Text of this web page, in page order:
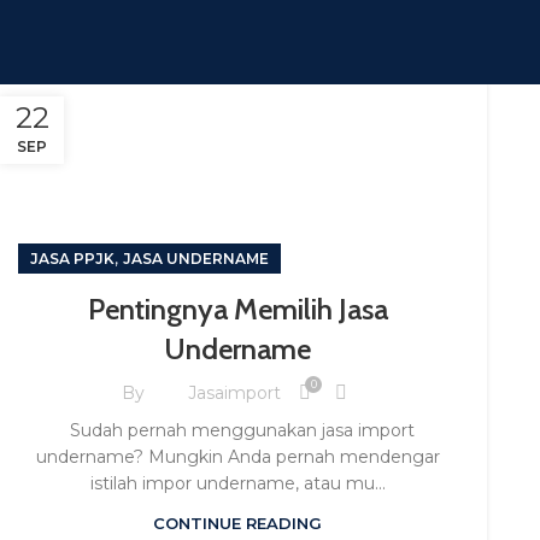
22
SEP
JASA PPJK, JASA UNDERNAME
Pentingnya Memilih Jasa
Undername
By Jasaimport 0
Sudah pernah menggunakan jasa import
undername? Mungkin Anda pernah mendengar
istilah impor undername, atau mu...
CONTINUE READING